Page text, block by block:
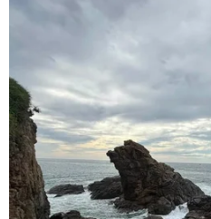
Các nhà khoa học đã xác
thanh thiếu niên "nặng
Nhiều người trong chúng
mùi hương ngọt ngào
khó có thể không nhăn